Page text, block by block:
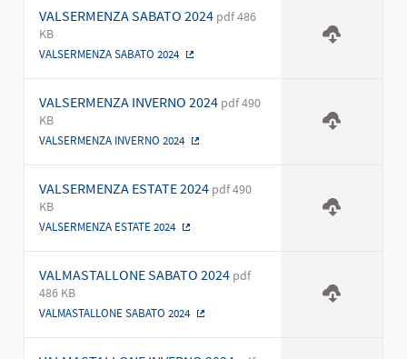
VALSERMENZA SABATO 2024 pdf 486
KB
VALSERMENZA SABATO 2024
VALSERMENZA INVERNO 2024 pdf 490
KB
VALSERMENZA INVERNO 2024
VALSERMENZA ESTATE 2024 pdf 490
KB
VALSERMENZA ESTATE 2024
VALMASTALLONE SABATO 2024 pdf
486 KB
VALMASTALLONE SABATO 2024